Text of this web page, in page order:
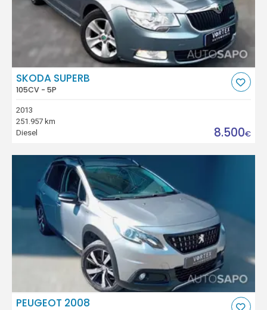
SKODA SUPERB
105CV - 5P
2013
251.957 km
Diesel
8.500€
PEUGEOT 2008